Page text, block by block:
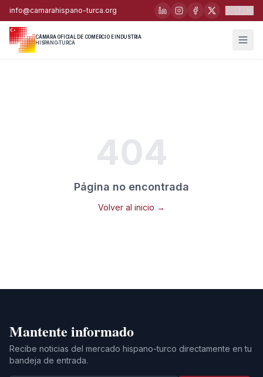
info@camarahispano-turca.org
CÁMARA OFICIAL DE COMERCIO E INDUSTRIA
HISPANO-TURCA
404
Página no encontrada
Volver al inicio →
Mantente informado
Recibe noticias del mercado hispano-turco directamente en tu
bandeja de entrada.